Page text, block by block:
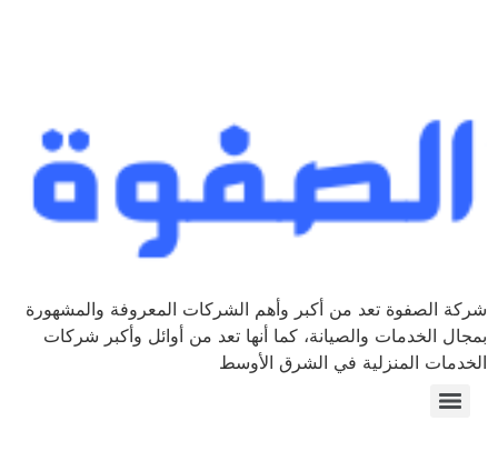
شركة الصفوة تعد من أكبر وأهم الشركات المعروفة والمشهورة
بمجال الخدمات والصيانة، كما أنها تعد من أوائل وأكبر شركات
الخدمات المنزلية في الشرق الأوسط